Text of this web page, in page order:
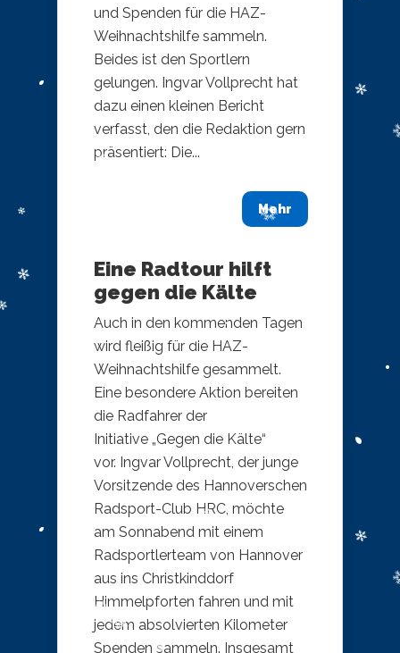
und Spenden für die HAZ-
Weihnachtshilfe sammeln.
Beides ist den Sportlern
gelungen. Ingvar Vollprecht hat
dazu einen kleinen Bericht
verfasst, den die Redaktion gern
präsentiert: Die...
Mehr
Eine Radtour hilft
gegen die Kälte
Auch in den kommenden Tagen
wird fleißig für die HAZ-
Weihnachtshilfe gesammelt.
Eine besondere Aktion bereiten
die Radfahrer der
Initiative „Gegen die Kälte“
vor. Ingvar Vollprecht, der junge
Vorsitzende des Hannoverschen
Radsport-Club HRC, möchte
am Sonnabend mit einem
Radsportlerteam von Hannover
aus ins Christkinddorf
Himmelpforten fahren und mit
jedem absolvierten Kilometer
Spenden sammeln. Insgesamt